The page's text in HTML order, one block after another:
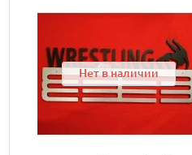
Нет в наличии